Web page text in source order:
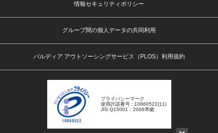
情報セキュリティポリシー
グループ間の個人データの共同利用
パルディア アウトソーシングサービス（PLOS）利用規約
プライバシーマーク
使用許諾番号 : 10860522(11)
JIS Q15001：2006準拠